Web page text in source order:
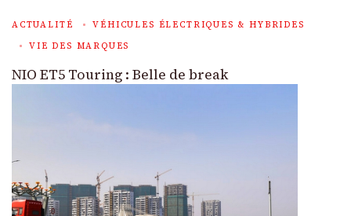
ACTUALITÉ
VÉHICULES ÉLECTRIQUES & HYBRIDES
VIE DES MARQUES
NIO ET5 Touring : Belle de break